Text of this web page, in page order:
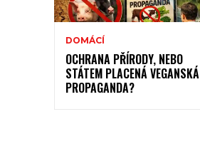
DOMÁCÍ
OCHRANA PŘÍRODY, NEBO
STÁTEM PLACENÁ VEGANSKÁ
PROPAGANDA?